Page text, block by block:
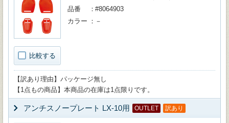
比較する
品番
#8064903
カラー
－
【訳あり理由】パッケージ無し
【1点もの商品】本商品の在庫は1点限りです。
アンチスノープレート LX-10用 OUTLET 訳あり